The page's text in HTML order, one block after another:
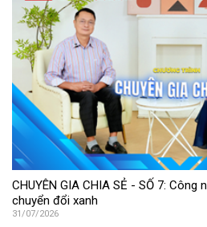
CHUYÊN GIA CHIA SẺ - SỐ 7: Công
chuyển đổi xanh
31/07/2026